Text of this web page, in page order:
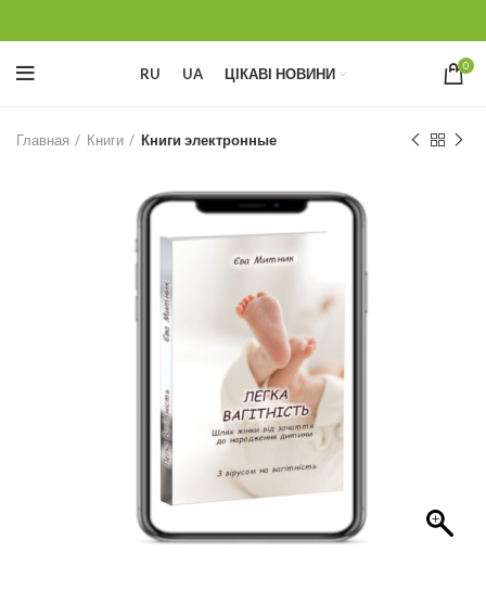
RU UA ЦІКАВІ НОВИНИ 0
Главная Книги Книги электронные